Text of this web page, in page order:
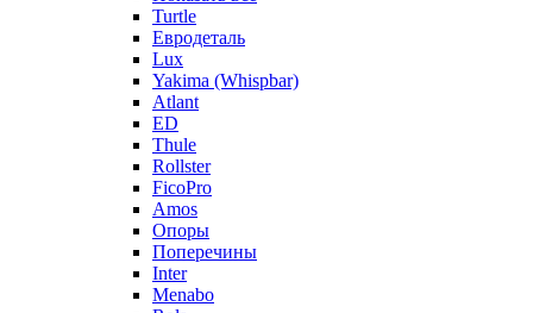
Turtle
Евродеталь
Lux
Yakima (Whispbar)
Atlant
ED
Thule
Rollster
FicoPro
Amos
Опоры
Поперечины
Inter
Menabo